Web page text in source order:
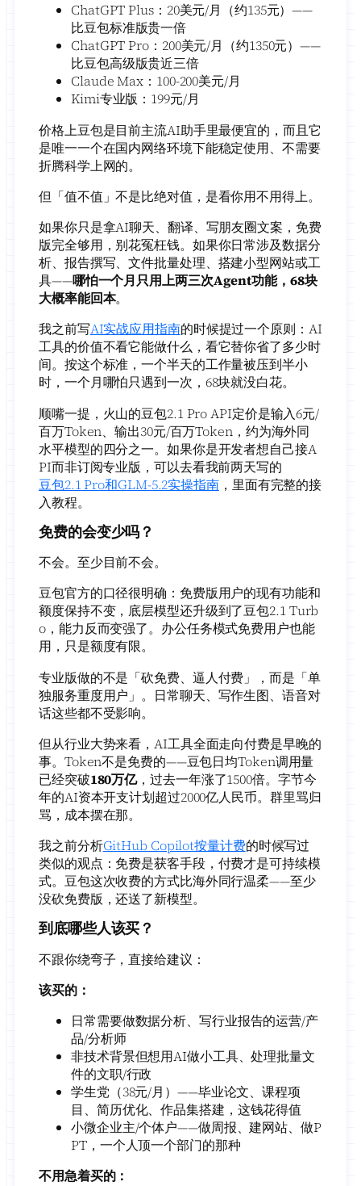
ChatGPT Plus：20美元/月（约135元）——
比豆包标准版贵一倍
ChatGPT Pro：200美元/月（约1350元）——
比豆包高级版贵近三倍
Claude Max：100-200美元/月
Kimi专业版：199元/月
价格上豆包是目前主流AI助手里最便宜的，而且它
是唯一一个在国内网络环境下能稳定使用、不需要
折腾科学上网的。
但「值不值」不是比绝对值，是看你用不用得上。
如果你只是拿AI聊天、翻译、写朋友圈文案，免费
版完全够用，别花冤枉钱。如果你日常涉及数据分
析、报告撰写、文件批量处理、搭建小型网站或工
具——哪怕一个月只用上两三次Agent功能，68块
大概率能回本。
我之前写AI实战应用指南的时候提过一个原则：AI
工具的价值不看它能做什么，看它替你省了多少时
间。按这个标准，一个半天的工作量被压到半小
时，一个月哪怕只遇到一次，68块就没白花。
顺嘴一提，火山的豆包2.1 Pro API定价是输入6元/
百万Token、输出30元/百万Token，约为海外同
水平模型的四分之一。如果你是开发者想自己接A
PI而非订阅专业版，可以去看我前两天写的
豆包2.1 Pro和GLM-5.2实操指南，里面有完整的接
入教程。
免费的会变少吗？
不会。至少目前不会。
豆包官方的口径很明确：免费版用户的现有功能和
额度保持不变，底层模型还升级到了豆包2.1 Turb
o，能力反而变强了。办公任务模式免费用户也能
用，只是额度有限。
专业版做的不是「砍免费、逼人付费」，而是「单
独服务重度用户」。日常聊天、写作生图、语音对
话这些都不受影响。
但从行业大势来看，AI工具全面走向付费是早晚的
事。Token不是免费的——豆包日均Token调用量
已经突破180万亿，过去一年涨了1500倍。字节今
年的AI资本开支计划超过2000亿人民币。群里骂归
骂，成本摆在那。
我之前分析GitHub Copilot按量计费的时候写过
类似的观点：免费是获客手段，付费才是可持续模
式。豆包这次收费的方式比海外同行温柔——至少
没砍免费版，还送了新模型。
到底哪些人该买？
不跟你绕弯子，直接给建议：
该买的：
日常需要做数据分析、写行业报告的运营/产
品/分析师
非技术背景但想用AI做小工具、处理批量文
件的文职/行政
学生党（38元/月）——毕业论文、课程项
目、简历优化、作品集搭建，这钱花得值
小微企业主/个体户——做周报、建网站、做P
PT，一个人顶一个部门的那种
不用急着买的：